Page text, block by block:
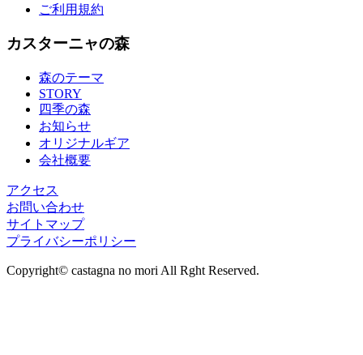
ご利用規約
カスターニャの森
森のテーマ
STORY
四季の森
お知らせ
オリジナルギア
会社概要
アクセス
お問い合わせ
サイトマップ
プライバシーポリシー
Copyright© castagna no mori All Rght Reserved.